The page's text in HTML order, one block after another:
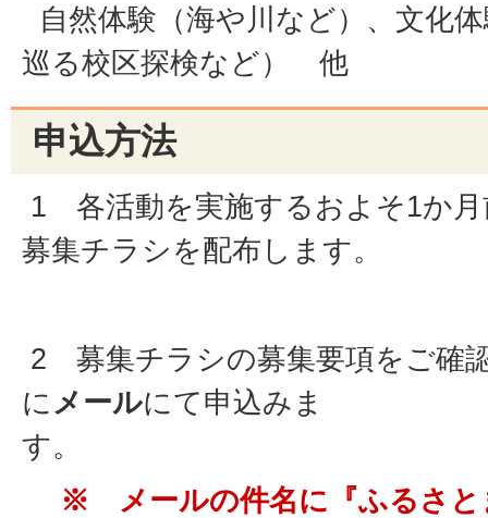
自然体験（海や川など）、文化
巡る校区探検など） 他
申込方法
1 各活動を実施するおよそ1か月
募集チラシを配布します。
2 募集チラシの募集要項をご確
に メールにて申込みま
す。
※ メールの件名に『ふるさと